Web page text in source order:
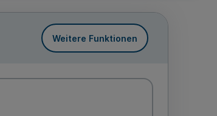
Weitere Funktionen